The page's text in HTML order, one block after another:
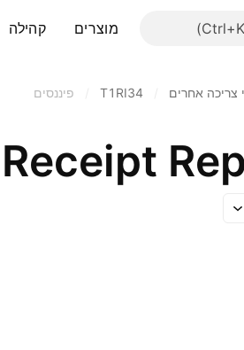
מוצרים קהילה
צריכה אחרים T1RI34 פיננסים